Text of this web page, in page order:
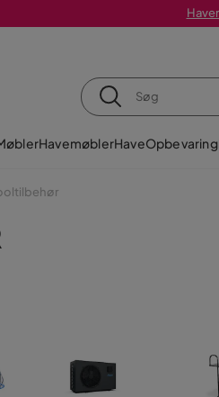
HavemøblerHaveOpbevaring